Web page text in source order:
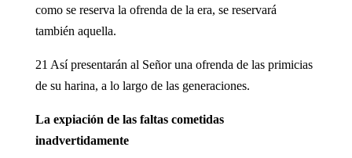
como se reserva la ofrenda de la era, se reservará
también aquella.
21 Así presentarán al Señor una ofrenda de las primicias
de su harina, a lo largo de las generaciones.
La expiación de las faltas cometidas
inadvertidamente